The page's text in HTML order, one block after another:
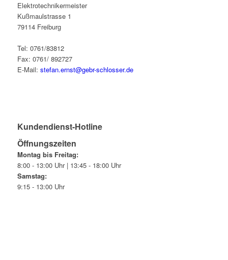
Elektrotechnikermeister
Kußmaulstrasse 1
79114 Freiburg
Tel: 0761/83812
Fax: 0761/ 892727
E-Mail: stefan.ernst@gebr-schlosser.de
Kundendienst-Hotline
Öffnungszeiten
Montag bis Freitag:
8:00 - 13:00 Uhr | 13:45 - 18:00 Uhr
Samstag:
9:15 - 13:00 Uhr